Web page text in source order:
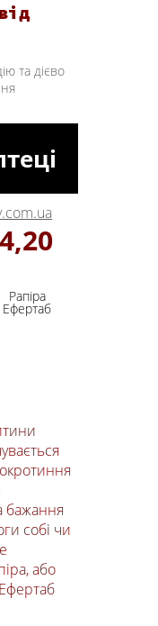
та дієво
Рапіра
Ефертаб
бажання
собі чи
або